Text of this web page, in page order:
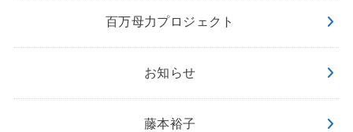
百万母力プロジェクト
お知らせ
藤本裕子